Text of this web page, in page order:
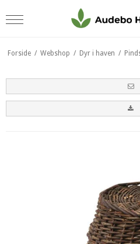
Forside / Webshop / Dyr i haven /